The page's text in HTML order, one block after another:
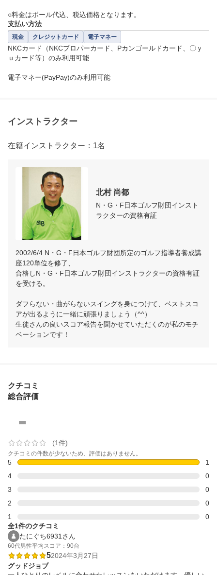
○料金はボール代込、税込価格となります。
支払い方法
現金 クレジットカード 電子マネー
NKCカード（NKCプロパーカード、Pカンゴールドカード、〇ｙ
ｕカード等）のみ利用可能
電子マネー(PayPay)のみ利用可能
インストラクター
在籍インストラクター：1名
北村 尚都
N・G・F日本ゴルフ財団インスト
ラクターの資格有証
2002/6/4 N・G・F日本ゴルフ財団所定のゴルフ指導者養成講
座120単位を修了、
合格しN・G・F日本ゴルフ財団インストラクターの資格有証
を受ける。
ダフらない・曲がらないスイングを身につけて、ベストスコ
アが出るように一緒に頑張りましょう（^^）
生徒さんの良いスコア報告を聞かせていただくのが私のモチ
ベーションです！
クチコミ
総合評価
-
(1件)
クチコミの件数が少ないため、評価はありません。
5
1
4
0
3
0
2
0
1
0
全1件のクチコミ
たにぐち6931さん
60代男性平均スコア：90台
52024年3月27日
グッドジョブ